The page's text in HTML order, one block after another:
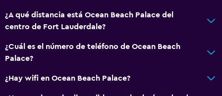
Habitaciones para no fumadores disponibles
extra)
Accesibilidad
¿A qué distancia está Ocean Beach Palace del
centro de Fort Lauderdale?
¿Cuál es el número de teléfono de Ocean Beach
Palace?
¿Hay wifi en Ocean Beach Palace?